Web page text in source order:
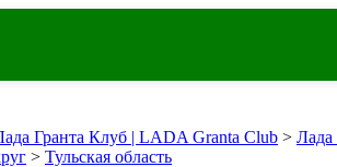
Гранта Клуб | LADA Granta Club > Лада
> Тульская область